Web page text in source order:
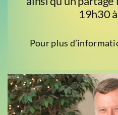
19h30
Pour plus